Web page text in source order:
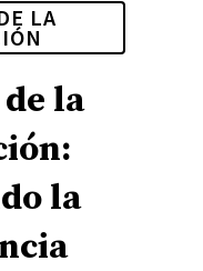
LA
la
la